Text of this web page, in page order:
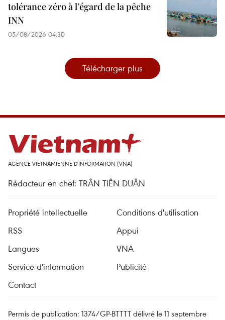
tolérance zéro à l’égard de la pêche
INN
05/08/2026 04:30
Télécharger plus
AGENCE VIETNAMIENNE D'INFORMATION (VNA)
Rédacteur en chef: TRÂN TIÊN DUÂN
Propriété intellectuelle
Conditions d'utilisation
RSS
Appui
Langues
VNA
Service d'information
Publicité
Contact
Permis de publication: 1374/GP-BTTTT délivré le 11 septembre